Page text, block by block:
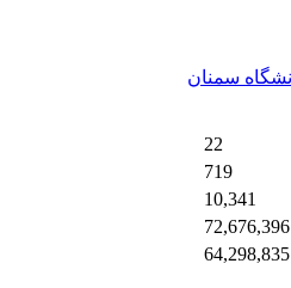
سمنان
22
719
10,341
72,676,396
64,298,835